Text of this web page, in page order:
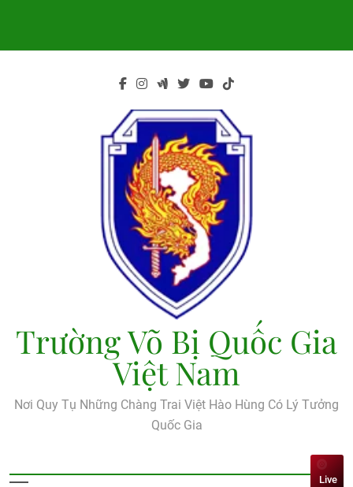
Trường Võ Bị Quốc Gia
Việt Nam
Nơi Quy Tụ Những Chàng Trai Việt Hào Hùng Có Lý Tưởng
Quốc Gia
Live